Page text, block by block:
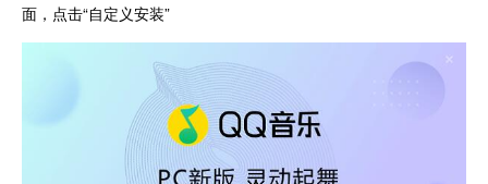
面，点击“自定义安装”